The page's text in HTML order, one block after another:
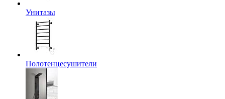
Унитазы
Полотенцесушители